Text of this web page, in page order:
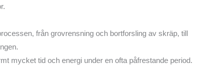
från grovrensning och bortforsling av skräp, till
mycket tid och energi under en ofta påfrestande period.